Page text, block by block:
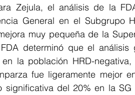
Zejula, el análisis de la
General en el Subgrupo
muy pequeña de la
determinó que el
en la población HRD-
fue ligeramente mejor
significativa del 20% en la